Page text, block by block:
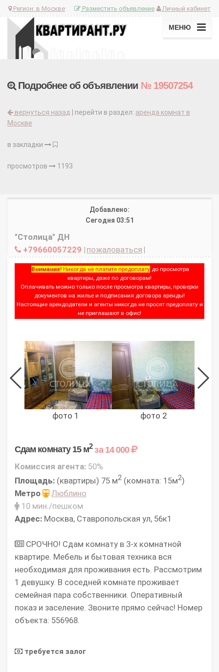
Регион: в Москве Личный кабинет
Разместить объявление
МЕНЮ
Подробнее об объявлении № 19507254
вернуться назад | перейти в раздел: аренда комнат в
Москве
в закладки
просмотров 1193
Добавлено:
Сегодня 03:51
"Столица" ДН
+79660057229 | пожаловаться |
Внимание! Никогда не платите предоплату до просмотра
квартиры, даже по договорам!
Оплачивать можно только после просмотра квартиры, проверки
документов на жилье и подписания договора аренды!
Настоящие арендодатели и агенты никогда не просят предоплату и
не приглашают в офис!
фото 1 фото 2
Сдам комнату 15 м2 за 14 000
Комиссия агента: 50%
Площадь: (квартиры) 75 м2 (комната: 15м2)
Метро
Люблино
10 мин./пешком
Адрес: Москва, Ставропольская ул, 56к1
СРОЧНО! Сдам комнату в 3-х комнатной
квартире. Мебель и бытовая техника вся
необходимая для проживания есть. Рассмотрим
1 девушку. В соседней комнате проживает
семейная пара собственники. Оперативный
показ и заселение. Звoните прямo сейчaс! Номер
объекта: 556968.
требуется залог